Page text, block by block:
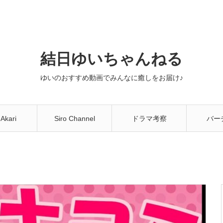
結日ゆいちゃんねる
ゆいのおすすめ動画でみんなに癒しをお届け♪
Siro Channel ドラマ考察 バー